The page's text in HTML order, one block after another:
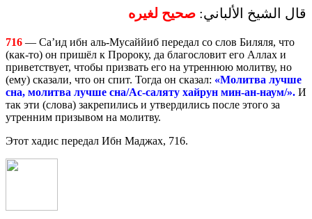
قال الشيخ الألباني: صحيح لغيره
716 — Са’ид ибн аль-Мусаййиб передал со слов Биляля, что
(как-то) он пришёл к Пророку, да благословит его Аллах и
приветствует, чтобы призвать его на утреннюю молитву, но
(ему) сказали, что он спит. Тогда он сказал: «Молитва лучше
сна, молитва лучше сна/Ас-саляту хайрун мин-ан-наум/». И
так эти (слова) закрепились и утвердились после этого за
утренним призывом на молитву.
Этот хадис передал Ибн Маджах, 716.